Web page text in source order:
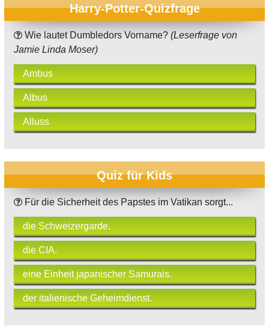
Harry-Potter-Quizfrage
Wie lautet Dumbledors Vorname? (Leserfrage von
Jamie Linda Moser)
Ambus
Albus
Alluss
Quiz für Kids
Für die Sicherheit des Papstes im Vatikan sorgt...
die Schweizergarde.
die CIA.
eine Einheit japanischer Samurais.
der italienische Geheimdienst.